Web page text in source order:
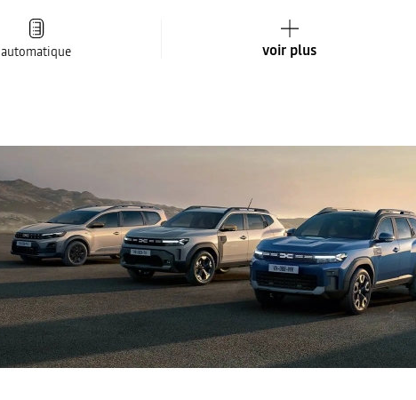
automatique voir plus